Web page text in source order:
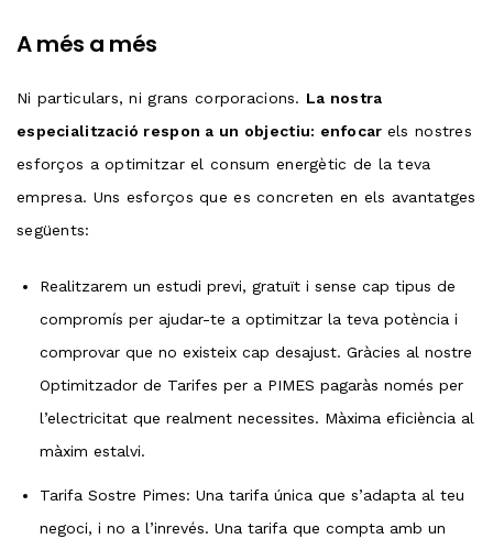
A més a més
Ni particulars, ni grans corporacions. La nostra
especialització respon a un objectiu: enfocar els nostres
esforços a optimitzar el consum energètic de la teva
empresa. Uns esforços que es concreten en els avantatges
següents:
Realitzarem un estudi previ, gratuït i sense cap tipus de
compromís per ajudar-te a optimitzar la teva potència i
comprovar que no existeix cap desajust. Gràcies al nostre
Optimitzador de Tarifes per a PIMES pagaràs només per
l’electricitat que realment necessites. Màxima eficiència al
màxim estalvi.
Tarifa Sostre Pimes: Una tarifa única que s’adapta al teu
negoci, i no a l’inrevés. Una tarifa que compta amb un